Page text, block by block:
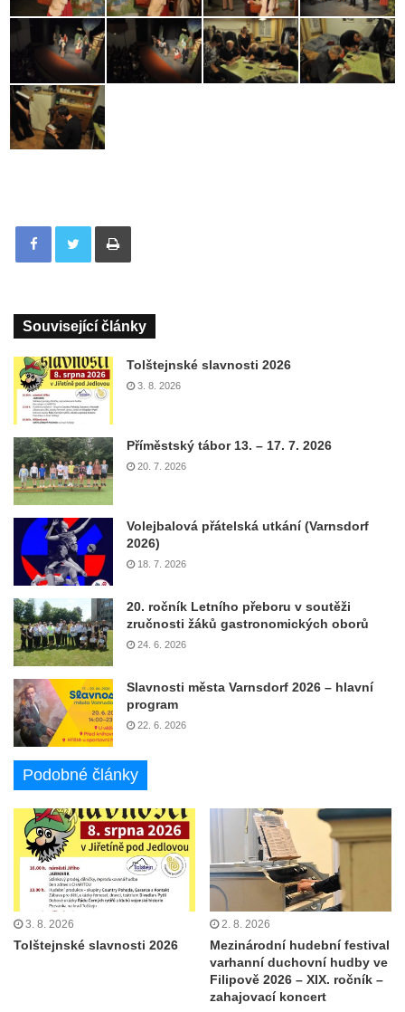
Tisknout
Související články
Tolštejnské slavnosti 2026
3. 8. 2026
Příměstský tábor 13. – 17. 7. 2026
20. 7. 2026
Volejbalová přátelská utkání (Varnsdorf
2026)
18. 7. 2026
20. ročník Letního přeboru v soutěži
zručnosti žáků gastronomických oborů
24. 6. 2026
Slavnosti města Varnsdorf 2026 – hlavní
program
22. 6. 2026
Podobné články
3. 8. 2026
Tolštejnské slavnosti 2026
2. 8. 2026
Mezinárodní hudební festival
varhanní duchovní hudby ve
Filipově 2026 – XIX. ročník –
zahajovací koncert